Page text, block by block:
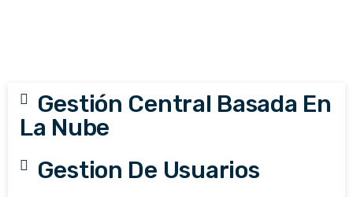
Gestión Central Basada En
La Nube
Gestion De Usuarios